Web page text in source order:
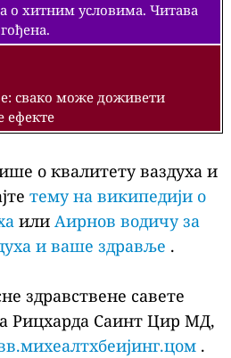
о хитним условима. Читава
свако може доживети
ефекте
о квалитету ваздуха и
тему на википедији о
или Аирнов водичу за
и ваше здравље .
здравствене савете
Рицхарда Саинт Цир МД,
.